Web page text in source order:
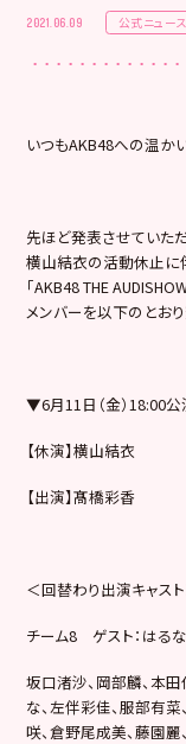
2021.06.09 公式ニュース
いつもAKB48への温か
先ほど発表させていた
横山結衣の活動休止に
「AKB48 THE
メンバーを以下のとお
▼6月11日（金）18:00公
【休演】横山結衣
【出演】髙橋彩香
＜回替わり出演キャス
チーム8 ゲスト：はる
坂口渚沙、岡部麟、本
な、左伴彩佳、服部有菜
咲、倉野尾成美、藤園麗